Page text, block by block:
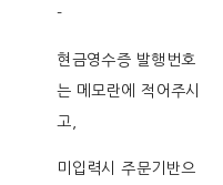
-
현금영수증 발행번호
는 메모란에 적어주시
고,
미입력시 주문기반으